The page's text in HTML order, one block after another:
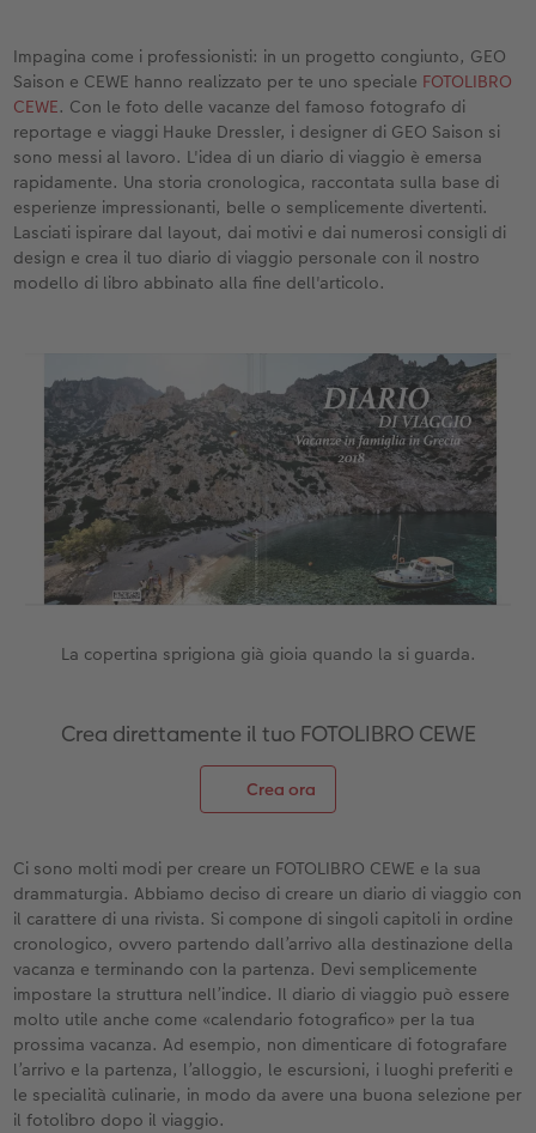
Tasca interna
FOTOLIBRO CEWE Kids
Copertina in pelle e lino
Primi passi
Come ordinare
Storie dei clienti
Coffeetable Book «Art Collection»
CEWE myPhotos
Accessori
Poster premium
Set di foto
Foto adesivi
Foto istantanee
Fototessere biometriche
CEWE myPhotos
Collage fotografico
hexxas
Plexiglas
Poster in alluminio
Foto su legno
Poster su forex
Mosaico
Consigli decorazione murale
CEWE myPhotos
Accessori
Biglietti pieghevoli
Foto biglietti
Cartoline postali
Cartoline singole con spedizione diretta
CEWE myPhotos
Scuola e ufficio
Animali domestici
Faber-Castell
Stampe artistiche
Foto-box regalo
Buono regalo CEWE
CEWE myPhotos
Barattolo per croccantini con foto
Novità
Cover rigide
Cover in pelle
Cover in legno
Cover cellulare con tracolla
Con design
Calendario da parete A4
Calendario da parete A4 Panoramico
Calendario da parete A3
Calendario da tavolo quadrato
CEWE myPhotos
Regali per la festa della mamma
Regali d’addio
Fotoregali per Pasqua
per gli sposi
per l’addio al nubilato
Annuario
Concorsi fotografici
Storie dei clienti
App
Impagina come i professionisti: in un progetto congiunto, GEO
Saison e CEWE hanno realizzato per te uno speciale FOTOLIBRO
CEWE. Con le foto delle vacanze del famoso fotografo di
reportage e viaggi Hauke Dressler, i designer di GEO Saison si
sono messi al lavoro. L'idea di un diario di viaggio è emersa
rapidamente. Una storia cronologica, raccontata sulla base di
esperienze impressionanti, belle o semplicemente divertenti.
Lasciati ispirare dal layout, dai motivi e dai numerosi consigli di
design e crea il tuo diario di viaggio personale con il nostro
modello di libro abbinato alla fine dell'articolo.
La copertina sprigiona già gioia quando la si guarda.
Crea direttamente il tuo FOTOLIBRO CEWE
Crea ora
Ci sono molti modi per creare un FOTOLIBRO CEWE e la sua
drammaturgia. Abbiamo deciso di creare un diario di viaggio con
il carattere di una rivista. Si compone di singoli capitoli in ordine
cronologico, ovvero partendo dall’arrivo alla destinazione della
vacanza e terminando con la partenza. Devi semplicemente
impostare la struttura nell’indice. Il diario di viaggio può essere
molto utile anche come «calendario fotografico» per la tua
prossima vacanza. Ad esempio, non dimenticare di fotografare
l’arrivo e la partenza, l’alloggio, le escursioni, i luoghi preferiti e
le specialità culinarie, in modo da avere una buona selezione per
il fotolibro dopo il viaggio.